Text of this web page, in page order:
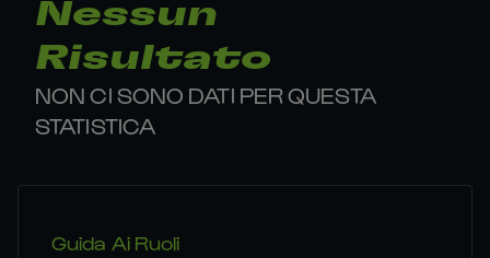
Nessun
Risultato
NON CI SONO DATI PER QUESTA
STATISTICA
Guida Ai Ruoli